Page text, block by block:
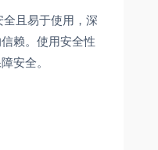
且易于使用，深
赖。使用安全性
安全。